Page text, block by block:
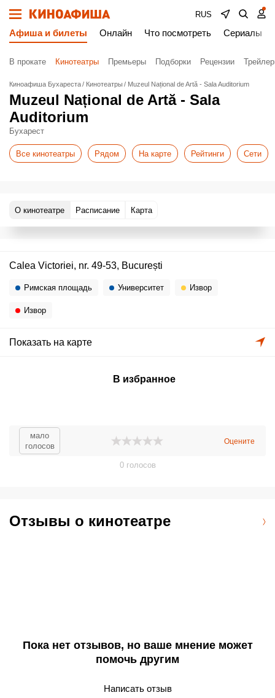
RUS
Афиша и билеты Онлайн Что посмотреть Сериалы
В прокате Кинотеатры Премьеры Подборки Рецензии
Киноафиша Бухареста Кинотеатры Muzeul Național de Artă - Sala Auditorium
Muzeul Național de Artă - Sala
Auditorium
Бухарест
Все кинотеатры Рядом На карте Рейтинги Сети
О кинотеатре Расписание Карта
Calea Victoriei, nr. 49-53, București
Римская площадь Университет Извор
Извор
Показать на карте
В избранное
мало
голосов
Оцените
0голосов
Отзывы о кинотеатре
Пока нет отзывов, но ваше мнение может
помочь другим
Написать отзыв